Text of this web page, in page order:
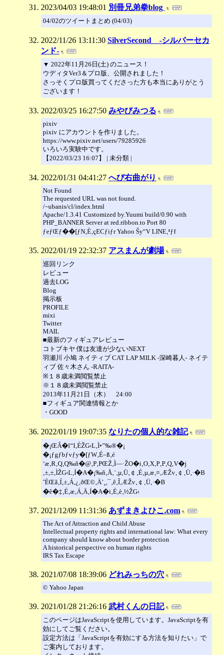
2023/04/03 19:48:01 別冊兄弟拳blog
04/02のツイートまとめ (04/03)
2022/11/26 13:11:30 SilverSecond -シルバーセカ
ンド-
▼ 2022年11月26日(土) のニュース！
ウディタVer3＆プロ版、公開されました！
さっそくプロ版買ってくださった方も本当にありがとう
ございます！
2022/03/25 16:27:50 みやびみつる
pixiv
pixiv にアカウントを作りました。
https://www.pixiv.net/users/79285926
いろいろ実験中です。
【2022/03/23 16:07】 | 未分類 |
2022/01/31 04:41:27 へび右曲がり
Not Found
The requested URL was not found.
/~ubanis/cl/index.html
Apache/1.3.41 Customized by.Yuumi build/0.90 with
PHP_BANNER Server at red.ribbon.to Port 80
ƒeƒŒƒ��[ƒN‚È‚çECƒiƒr Yahoo Šy“V LINE‚ªƒf
2022/01/19 22:32:37 アスまんが劇場
巡回リンク
レビュー
過去LOG
Blog
掲示板
PROFILE
mixi
Twitter
MAIL
■最新のフィギュアレビュー
コトブキヤ 僕は友達が少ないNEXT
羽瀬川 小鳩 ネイティブ CAT LAP MILK -深崎暮人- ネイテ
ィブ 佐々木さん ‐RAITA‐
※１８歳未満閲覧禁止
※１８歳未満閲覧禁止
2013年11月21日（木） 24:00
■フィギュア関連情報とか
・GOOD
2022/01/19 19:07:35 なりたの個人的な雑記
�¡ŒÂ�l“I‚ÈŽG‹L‚Ì•”‰®�¡
�¡ƒgƒbƒvƒy�[ƒW‚É–ß‚é
‘æ‚R‚Q‚Q‰ñ�@‚P‚PŒŽ‚Ì—·ŽO�i‚O‚X‚P‚P‚Q‚V�j
‚±‚±‚ÌŽG‹L‚Í�A�¡‰ñ‚Å‚¨‚µ‚Ü‚￠‚É‚µ‚æ‚¤‚ÆŽv‚￠‚Ü‚·�B
ˆÈŒã‚Í‚±‚Á‚¿‚ðŒ©‚Ä’¸‚¯‚ê‚Î‚ÆŽv‚￠‚Ü‚·�B
�ê�‡‚É‚æ‚Á‚Ä‚Í�A�i‚È‚è‚½ŽG‹
2021/12/09 11:31:36 あずまきよひこ.com
The Act of Attraction and Child Abuse
Intellectual property rights and international law: What every
company should know about border protection
A historical perspective on human rights
IRS Tax Escape
2021/07/08 18:39:06 どれみっちの穴
© Yahoo Japan
2021/01/28 21:26:16 武村くんの日記
このページはJavaScriptを使用しています。JavaScriptを有
効にしてご覧ください。
設定方法は「JavaScriptを有効にする方法を知りたい」で
ご案内しております。